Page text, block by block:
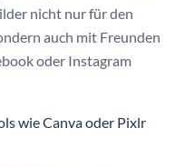
nicht nur für den
auch mit Freunden
oder Instagram
wie Canva oder Pixlr